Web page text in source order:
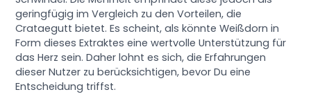
geringfügig im Vergleich zu den Vorteilen, die
Crataegutt bietet. Es scheint, als könnte Weißdorn in
Form dieses Extraktes eine wertvolle Unterstützung für
das Herz sein. Daher lohnt es sich, die Erfahrungen
dieser Nutzer zu berücksichtigen, bevor Du eine
Entscheidung triffst.